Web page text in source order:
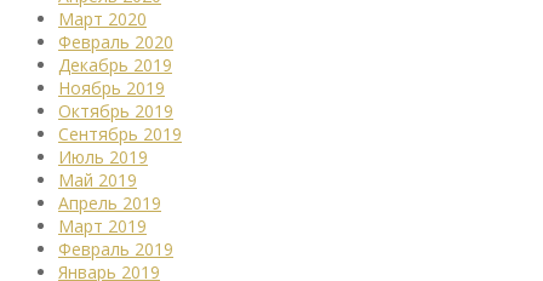
Март 2020
Февраль 2020
Декабрь 2019
Ноябрь 2019
Октябрь 2019
Сентябрь 2019
Июль 2019
Май 2019
Апрель 2019
Март 2019
Февраль 2019
Январь 2019